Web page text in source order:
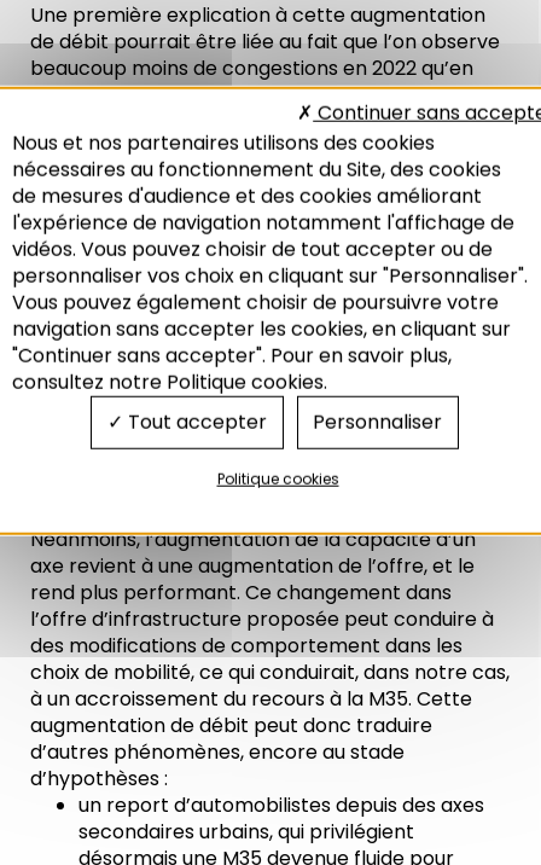
Recherche
Une première explication à cette augmentation
de débit pourrait être liée au fait que l’on observe
beaucoup moins de congestions en 2022 qu’en
2019. En effet, lors de situations congestionnées, le
débit diminue de plus en plus à mesure que le
trafic se densifie.
Or, l’ouverture de l’A355 et l’interdiction de transit
PL d’une part, et la limitation de vitesse à 70 km/h
sur certains tronçons de la M35 d’autre part,
permettent à l’infrastructure d’accueillir
davantage de véhicules légers avant que cela ne
crée des ralentissements : la capacité de la M35
est rehaussée. Avec moins de congestions, le flux
de véhicules peut donc s’écouler plus
normalement, et l’on observe une augmentation
de débit sans pour autant que la demande ait
Néanmoins, l’augmentation de la capacité d’un
axe revient à une augmentation de l’offre, et le
rend plus performant. Ce changement dans
l’offre d’infrastructure proposée peut conduire à
des modifications de comportement dans les
choix de mobilité, ce qui conduirait, dans notre cas,
à un accroissement du recours à la M35. Cette
augmentation de débit peut donc traduire
d’autres phénomènes, encore au stade
d’hypothèses :
un report d’automobilistes depuis des axes
secondaires urbains, qui privilégient
désormais une M35 devenue fluide pour
Nous et nos partenaires utilisons des cookies
nécessaires au fonctionnement du Site, des cookies
de mesures d'audience et des cookies améliorant
l'expérience de navigation notamment l'affichage de
vidéos. Vous pouvez choisir de tout accepter ou de
personnaliser vos choix en cliquant sur "Personnaliser".
Vous pouvez également choisir de poursuivre votre
navigation sans accepter les cookies, en cliquant sur
"Continuer sans accepter". Pour en savoir plus,
consultez notre Politique cookies.
Tout accepter
Continuer sans
Personnaliser
Politique cookies